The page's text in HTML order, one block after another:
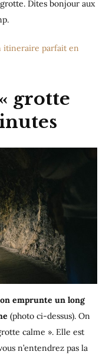
Dites bonjour aux
itineraire parfait en
grotte
emprunte un long
(photo ci-dessus). On
calme ». Elle est
n’entendrez pas la